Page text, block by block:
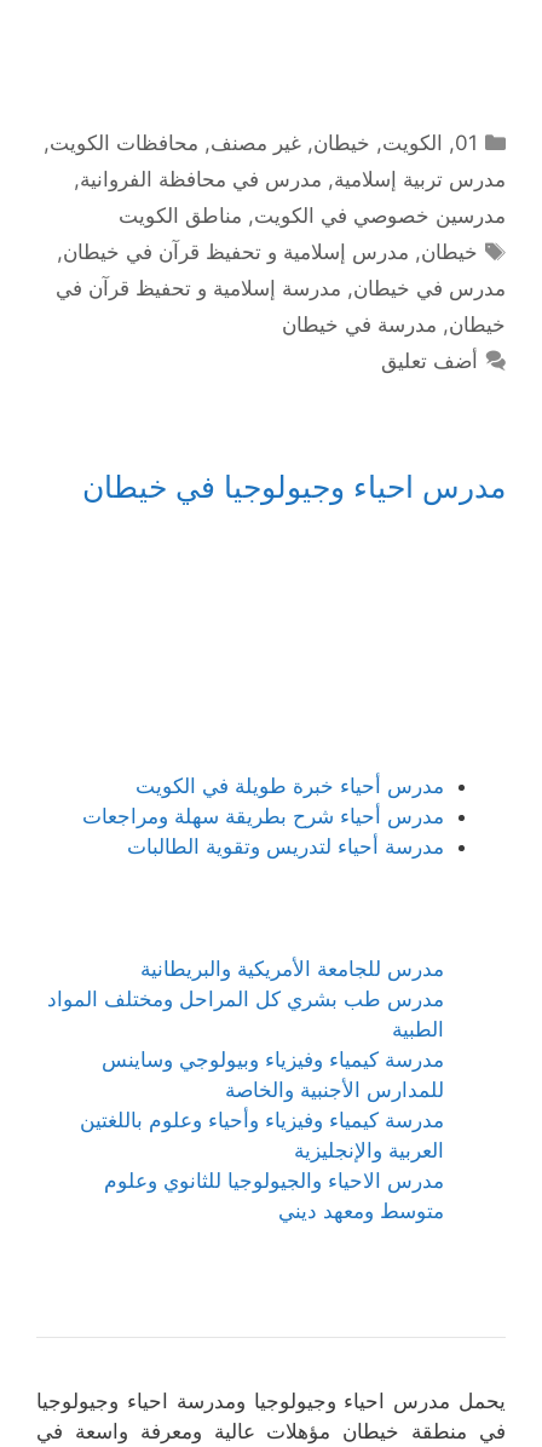
التصنيفات
01
, الكويت, خيطان,غير مصنف, محافظات الكويت,
مدرس تربية إسلامية, مدرس في محافظة الفروانية,
مدرسين خصوصي في الكويت, مناطق الكويت
الوسوم
خيطان, مدرس إسلامية و تحفيظ قرآن في خيطان,
مدرس في خيطان, مدرسة إسلامية و تحفيظ قرآن في
خيطان, مدرسة في خيطان
أضف تعليق
مدرس احياء وجيولوجيا في خيطان
مدرس أحياء خبرة طويلة في الكويت
مدرس أحياء شرح بطريقة سهلة ومراجعات
مدرسة أحياء لتدريس وتقوية الطالبات
مدرس للجامعة الأمريكية والبريطانية
مدرس طب بشري كل المراحل ومختلف المواد
الطبية
مدرسة كيمياء وفيزياء وبيولوجي وساينس
للمدارس الأجنبية والخاصة
مدرسة كيمياء وفيزياء وأحياء وعلوم باللغتين
العربية والإنجليزية
مدرس الاحياء والجيولوجيا للثانوي وعلوم
متوسط ومعهد ديني
يحمل مدرس احياء وجيولوجيا ومدرسة احياء وجيولوجيا
في منطقة خيطان مؤهلات عالية ومعرفة واسعة في